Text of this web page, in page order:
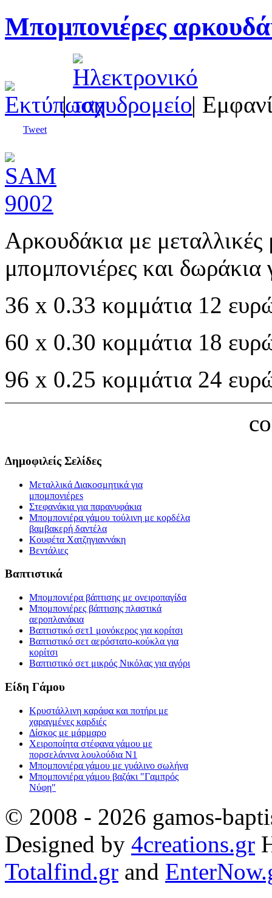
Μπομπονιέρες
| |
Tweet
Αρκουδάκια με μεταλλικές
μπομπονιέρες και δωράκια
36 x 0.33 κομμάτια 12
60 x 0.30 κομμάτια 18
96 x 0.25 κομμάτια 24
Δημοφιλείς Σελίδες
Μεταλλικά Διακοσμητικά για
μπομπονιέρεs
Στεφανάκια για παρανυφάκια
Μπομπονιέρα γάμου τούλινη με κορδέλα
βαμβακερή δαντέλα
Κουφέτα Χατζηγιαννάκη
Βεντάλιες
Βαπτιστικά
Μπομπονιέρα βάπτισης με ονειροπαγίδα
Μπομπονιέρες βάπτισης πλαστικά
αεροπλανάκια
Βαπτιστικό σετ1 μονόκερος για κορίτσι
Βαπτιστικό σετ αερόστατο-κούκλα για
κορίτσι
Βαπτιστικό σετ μικρός Νικόλας για αγόρι
Είδη Γάμου
Κρυστάλλινη καράφα και ποτήρι με
χαραγμένες καρδιές
Δίσκος με μάρμαρο
Χειροποίητα στέφανα γάμου με
πορσελάνινα λουλούδια Ν1
Μπομπονιέρα γάμου με γυάλινο σωλήνα
Μπομπονιέρα γάμου βαζάκι "Γαμπρός
Νύφη"
© 2008 - 2026 gamos-
Designed by 4creations.gr
Totalfind.gr and